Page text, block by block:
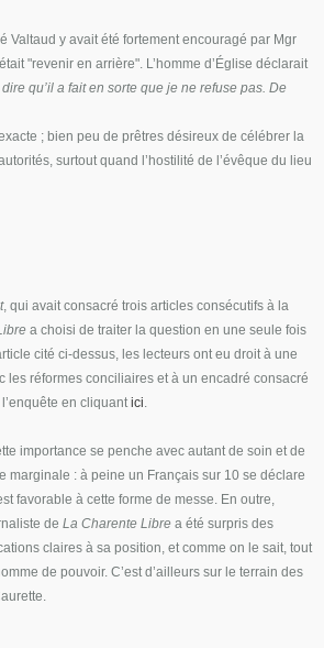
Valtaud y avait été fortement encouragé par Mgr
"revenir en arrière". L’homme d’Église déclarait
qu’il a fait en sorte que je ne refuse pas. De
; bien peu de prêtres désireux de célébrer la
surtout quand l’hostilité de l’évêque du lieu
, qui avait consacré trois articles consécutifs à la
a choisi de traiter la question en une seule fois
cité ci-dessus, les lecteurs ont eu droit à une
les réformes conciliaires et à un encadré consacré
en cliquantici.
importance se penche avec autant de soin et de
marginale : à peine un Français sur 10 se déclare
favorable à cette forme de messe. En outre,
de La Charente Librea été surpris des
claires à sa position, et comme on le sait, tout
de pouvoir. C’est d’ailleurs sur le terrain des